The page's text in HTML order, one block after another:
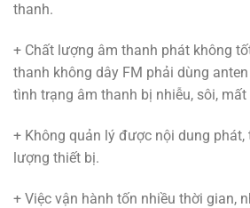
thanh.
+ Chất lượng âm thanh phát không
thanh không dây FM phải dùng
tình trạng âm thanh bị nhiễu, sôi,
+ Không quản lý được nội dung
lượng thiết bị.
+ Việc vận hành tốn nhiều thời gian,